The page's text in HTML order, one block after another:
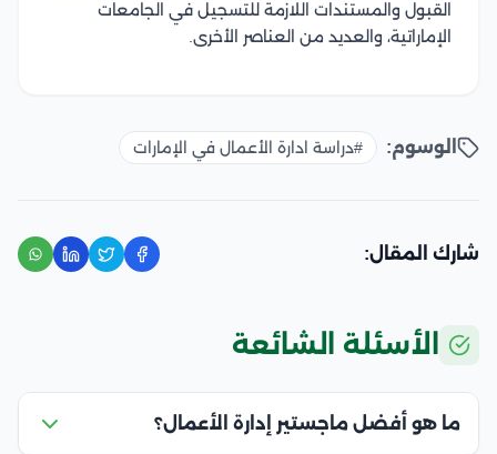
القبول والمستندات اللازمة للتسجيل في الجامعات
الإماراتية، والعديد من العناصر الأخرى.
الوسوم: #دراسة ادارة الأعمال في الإمارات
شارك المقال:
الأسئلة الشائعة
ما هو أفضل ماجستير إدارة الأعمال؟